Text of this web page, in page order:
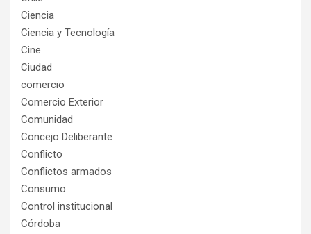
Ciencia
Ciencia y Tecnología
Cine
Ciudad
comercio
Comercio Exterior
Comunidad
Concejo Deliberante
Conflicto
Conflictos armados
Consumo
Control institucional
Córdoba